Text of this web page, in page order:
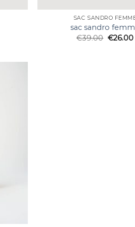
SAC SANDRO
sac sandro
€39.00 €26.00